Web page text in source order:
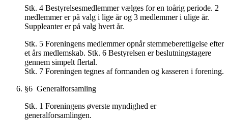
Stk. 4 Bestyrelsesmedlemmer vælges for en toårig periode. 2
medlemmer er på valg i lige år og 3 medlemmer i ulige år.
Suppleanter er på valg hvert år.
Stk. 5 Foreningens medlemmer opnår stemmeberettigelse efter
et års medlemskab. Stk. 6 Bestyrelsen er beslutningstagere
gennem simpelt flertal.
Stk. 7 Foreningen tegnes af formanden og kasseren i forening.
§6 Generalforsamling
Stk. 1 Foreningens øverste myndighed er
generalforsamlingen.